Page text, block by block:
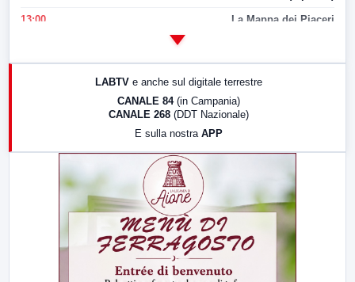
13:00 La Mappa dei Piaceri
LABTV e anche sul digitale terrestre
CANALE 84 (in Campania)
CANALE 268 (DDT Nazionale)
E sulla nostra APP